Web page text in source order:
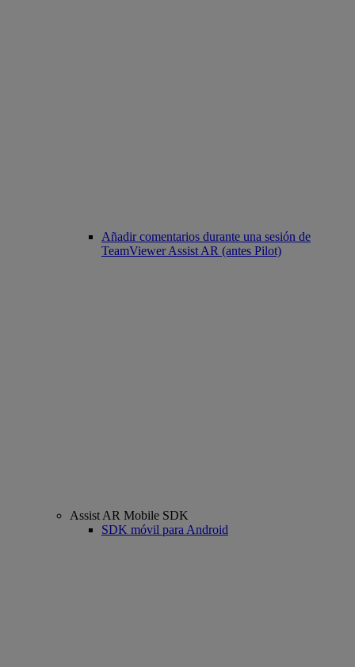
Añadir comentarios durante una sesión de
TeamViewer Assist AR (antes Pilot)
Assist AR Mobile SDK
SDK móvil para Android